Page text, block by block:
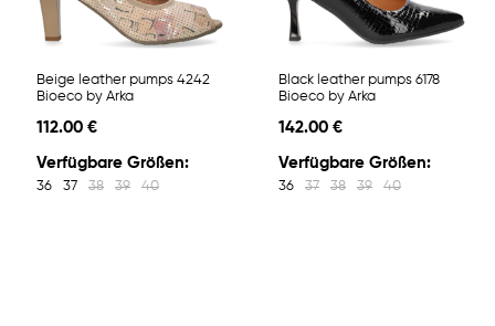
Beige leather pumps 4242
Bioeco by Arka
112.00 €
Verfügbare Größen:
36 37 38 39 40
Black leather pumps 6178
Bioeco by Arka
142.00 €
Verfügbare Größen:
36 37 38 39 40